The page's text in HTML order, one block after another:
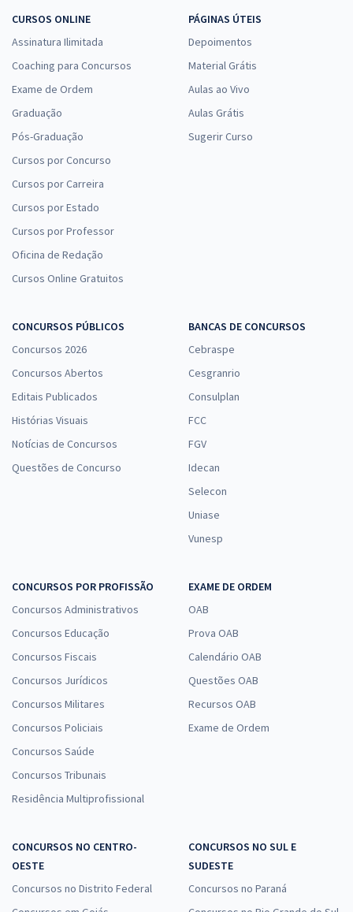
CURSOS ONLINE
Assinatura Ilimitada
Coaching para Concursos
Exame de Ordem
Graduação
Pós-Graduação
Cursos por Concurso
Cursos por Carreira
Cursos por Estado
Cursos por Professor
Oficina de Redação
Cursos Online Gratuitos
PÁGINAS ÚTEIS
Depoimentos
Material Grátis
Aulas ao Vivo
Aulas Grátis
Sugerir Curso
CONCURSOS PÚBLICOS
Concursos 2026
Concursos Abertos
Editais Publicados
Histórias Visuais
Notícias de Concursos
Questões de Concurso
BANCAS DE CONCURSOS
Cebraspe
Cesgranrio
Consulplan
FCC
FGV
Idecan
Selecon
Uniase
Vunesp
CONCURSOS POR PROFISSÃO
Concursos Administrativos
Concursos Educação
Concursos Fiscais
Concursos Jurídicos
Concursos Militares
Concursos Policiais
Concursos Saúde
Concursos Tribunais
Residência Multiprofissional
EXAME DE ORDEM
OAB
Prova OAB
Calendário OAB
Questões OAB
Recursos OAB
Exame de Ordem
CONCURSOS NO CENTRO-
OESTE
Concursos no Distrito Federal
CONCURSOS NO SUL E
SUDESTE
Concursos no Paraná